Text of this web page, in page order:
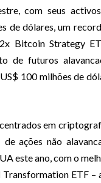
com seus
de dólares, um
Bitcoin Strategy
de futuros
100 milhões de
centrados em
ações não
este ano, com o
ETF –